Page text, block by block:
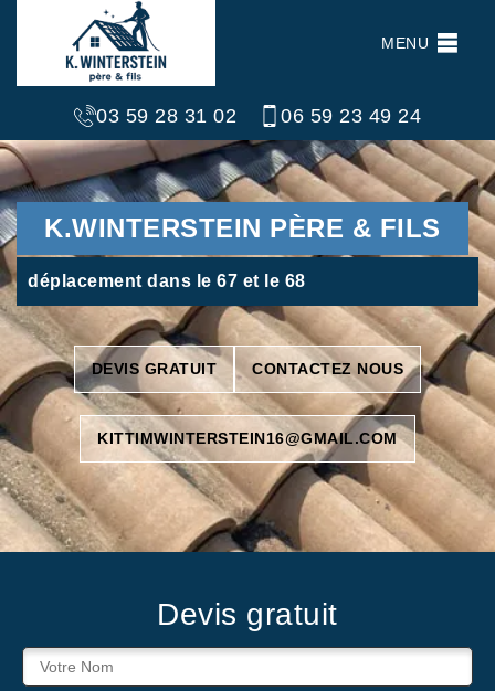
MENU
03 59 28 31 02 06 59 23 49 24
K.WINTERSTEIN PÈRE & FILS
déplacement dans le 67 et le 68
DEVIS GRATUIT CONTACTEZ NOUS
KITTIMWINTERSTEIN16@GMAIL.COM
Devis gratuit